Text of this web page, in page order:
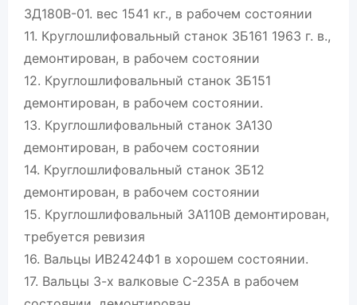
3Д180В-01. вес 1541 кг., в рабочем состоянии
11. Круглошлифовальный станок 3Б161 1963 г. в.,
демонтирован, в рабочем состоянии
12. Круглошлифовальный станок 3Б151
демонтирован, в рабочем состоянии.
13. Круглошлифовальный станок 3А130
демонтирован, в рабочем состоянии
14. Круглошлифовальный станок 3Б12
демонтирован, в рабочем состоянии
15. Круглошлифовальный 3А110В демонтирован,
требуется ревизия
16. Вальцы ИВ2424Ф1 в хорошем состоянии.
17. Вальцы 3-х валковые С-235А в рабочем